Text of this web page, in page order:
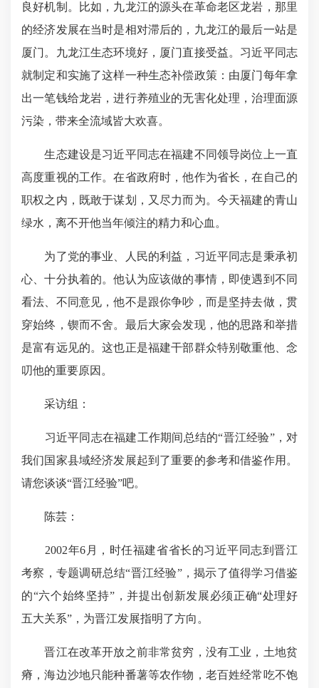
良好机制。比如，九龙江的源头在革命老区龙岩，那里
的经济发展在当时是相对滞后的，九龙江的最后一站是
厦门。九龙江生态环境好，厦门直接受益。习近平同志
就制定和实施了这样一种生态补偿政策：由厦门每年拿
出一笔钱给龙岩，进行养殖业的无害化处理，治理面源
污染，带来全流域皆大欢喜。
生态建设是习近平同志在福建不同领导岗位上一直
高度重视的工作。在省政府时，他作为省长，在自己的
职权之内，既敢于谋划，又尽力而为。今天福建的青山
绿水，离不开他当年倾注的精力和心血。
为了党的事业、人民的利益，习近平同志是秉承初
心、十分执着的。他认为应该做的事情，即使遇到不同
看法、不同意见，他不是跟你争吵，而是坚持去做，贯
穿始终，锲而不舍。最后大家会发现，他的思路和举措
是富有远见的。这也正是福建干部群众特别敬重他、念
叨他的重要原因。
采访组：
习近平同志在福建工作期间总结的“晋江经验”，对
我们国家县域经济发展起到了重要的参考和借鉴作用。
请您谈谈“晋江经验”吧。
陈芸：
2002年6月，时任福建省省长的习近平同志到晋江
考察，专题调研总结“晋江经验”，揭示了值得学习借鉴
的“六个始终坚持”，并提出创新发展必须正确“处理好
五大关系”，为晋江发展指明了方向。
晋江在改革开放之前非常贫穷，没有工业，土地贫
瘠，海边沙地只能种番薯等农作物，老百姓经常吃不饱